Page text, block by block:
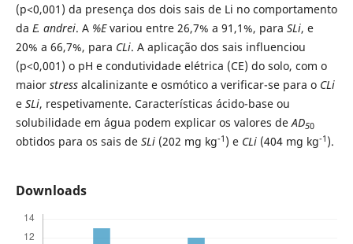
(p<0,001) da presença dos dois sais de Li no comportamento
da E. andrei. A %Evariou entre 26,7% a 91,1%, para SLi, e
20% a 66,7%, para CLi. A aplicação dos sais influenciou
(p<0,001) o pH e condutividade elétrica (CE) do solo, com o
maior stressalcalinizante e osmótico a verificar-se para o CLi
e SLi, respetivamente. Características ácido-base ou
solubilidade em água podem explicar os valores deAD50
obtidos para os sais de SLi(202 mg kg-1 ) e CLi(404 mg kg-1 ).
Downloads